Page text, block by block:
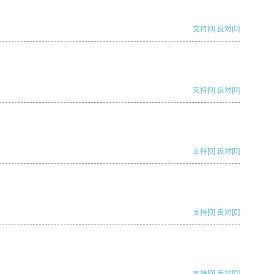
支持[0] 反对[0]
支持[0] 反对[0]
支持[0] 反对[0]
支持[0] 反对[0]